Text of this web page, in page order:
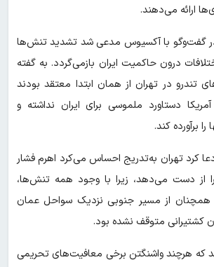
ارائه می‌دهند.
گفت‌وگو با آکسیوس مدعی شد تشدید تنش‌ها
درون حاکمیت ایران بازمی‌گردد. به گفته
تندرو در تهران از همان ابتدا معتقد بودند
دستاورد ملموسی برای ایران نداشته و
را برآورده کند.
کرد تهران به‌تدریج احساس می‌کرد اهرم فشار
از دست می‌دهد، زیرا با وجود همه تنش‌ها،
از مسیر جنوبی نزدیک سواحل عمان
کشتیرانی متوقف نشده بود.
هرچند واشنگتن برخی معافیت‌های تحریمی